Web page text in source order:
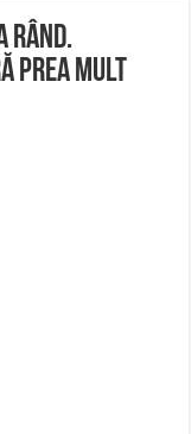
rând.
prea mult